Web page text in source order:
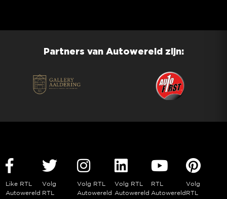
Partners van Autowereld zijn:
Like RTL
Autowereld
Volg
RTL
Volg RTL
Autowereld
Volg RTL
Autowereld
RTL
Autowereld
Volg
RTL